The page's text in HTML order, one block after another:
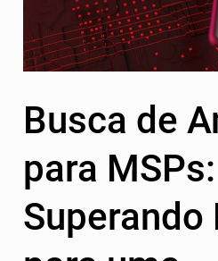
Busca de
para MSPs:
Superando